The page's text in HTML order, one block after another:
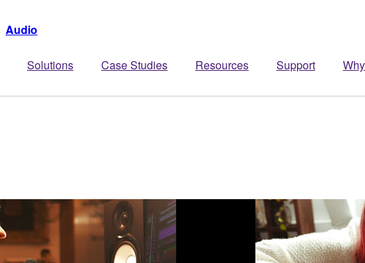
Audio
Solutions Case Studies Resources Support